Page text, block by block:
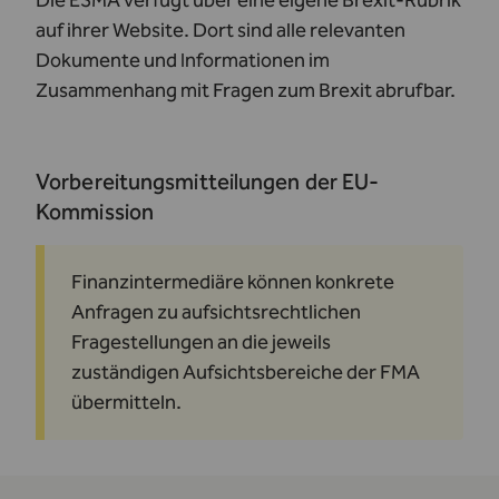
auf ihrer Website. Dort sind alle relevanten
Dokumente und Informationen im
Zusammenhang mit Fragen zum Brexit abrufbar.
Vorbereitungsmitteilungen der EU-
Kommission
Finanzintermediäre können konkrete
Anfragen zu aufsichtsrechtlichen
Fragestellungen an die jeweils
zuständigen Aufsichtsbereiche der FMA
übermitteln.